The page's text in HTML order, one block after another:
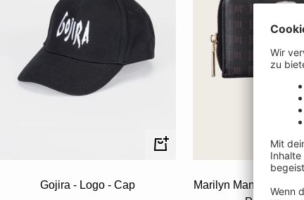
In
Warenkorb
Gojira - Logo - Cap
Marilyn Manson -